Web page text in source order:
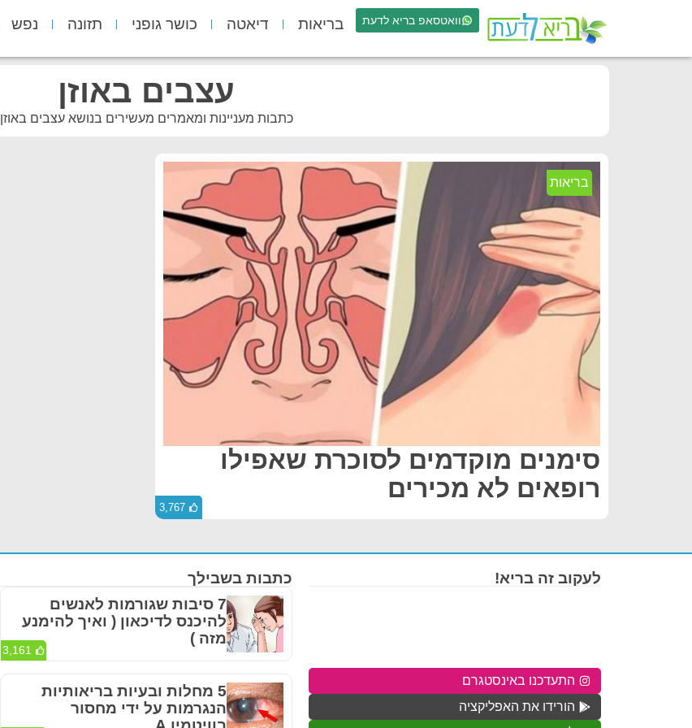
וואטסאפ בריא לדעת בריאות דיאטה כושר גופני תזונה נפש
עצבים באוזן
כתבות מעניינות ומאמרים מעשירים בנושא עצבים באוזן
בריאות
סימנים מוקדמים לסוכרת שאפילו
רופאים לא מכירים
3,767
כתבות בשבילך
7 סיבות שגורמות לאנשים
להיכנס לדיכאון ( ואיך להימנע
מזה )
3,161
5 מחלות ובעיות בריאותיות
הנגרמות על ידי מחסור
לעקוב זה בריא!
התעדכנו באינסטגרם
הורידו את האפליקציה